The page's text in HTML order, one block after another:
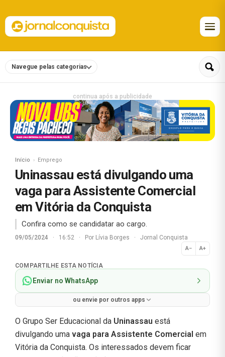
Navegue pelas categorias
continua após a publicidade
Início Emprego
Uninassau está divulgando uma
vaga para Assistente Comercial
em Vitória da Conquista
Confira como se candidatar ao cargo.
09/05/2024 · 16:52 · Por Lívia Borges · Jornal Conquista
A− A+
Normal
COMPARTILHE ESTA NOTÍCIA
Enviar no WhatsApp
ou envie por outros apps
O Grupo Ser Educacional da Uninassau está
divulgando uma vaga para Assistente Comercial em
Vitória da Conquista. Os interessados devem ficar